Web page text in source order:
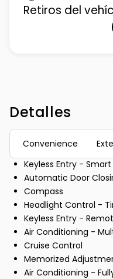
Retiros del
Detalles
Convenience
Keyless Entry - Smart
Automatic Door
Compass
Headlight Control -
Keyless Entry -
Air Conditioning -
Cruise Control
Memorized
Air Conditioning -